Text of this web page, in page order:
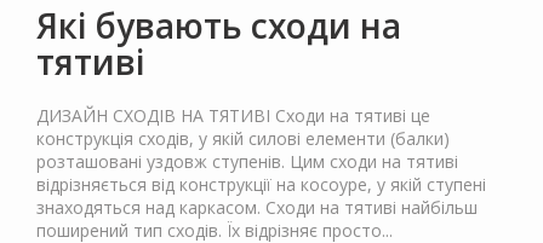
Які бувають сходи на
тятиві
ДИЗАЙН СХОДІВ НА ТЯТИВІ Сходи на тятиві це
конструкція сходів, у якій силові елементи (балки)
розташовані уздовж ступенів. Цим сходи на тятиві
відрізняється від конструкції на косоуре, у якій ступені
знаходяться над каркасом. Сходи на тятиві найбільш
поширений тип сходів. Їх відрізняє просто...